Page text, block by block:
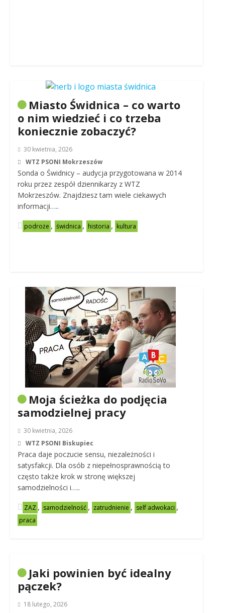
Miasto Świdnica – co warto
o nim wiedzieć i co trzeba
koniecznie zobaczyć?
30 kwietnia, 2026
WTZ PSONI Mokrzeszów
Sonda o Świdnicy – audycja przygotowana w 2014
roku przez zespół dziennikarzy z WTZ
Mokrzeszów. Znajdziesz tam wiele ciekawych
informacji…..
podroże , świdnica , historia , kultura
Moja ścieżka do podjęcia
samodzielnej pracy
30 kwietnia, 2026
WTZ PSONI Biskupiec
Praca daje poczucie sensu, niezależności i
satysfakcji. Dla osób z niepełnosprawnością to
często także krok w stronę większej
samodzielności i…..
ZAZ , samodzielność , zatrudnienie , self adwokaci ,
praca
Jaki powinien być idealny
pączek?
18 lutego, 2026